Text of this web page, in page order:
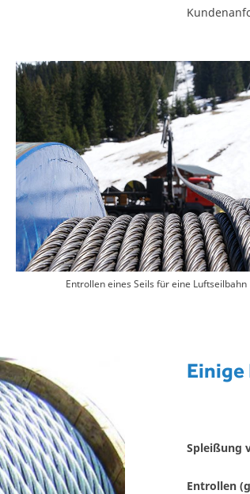
Entrollen eines Seils für eine Luftseilbahn
Spleißung
Entrollen